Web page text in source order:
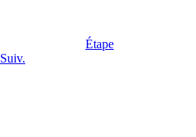
Étape
Suiv.